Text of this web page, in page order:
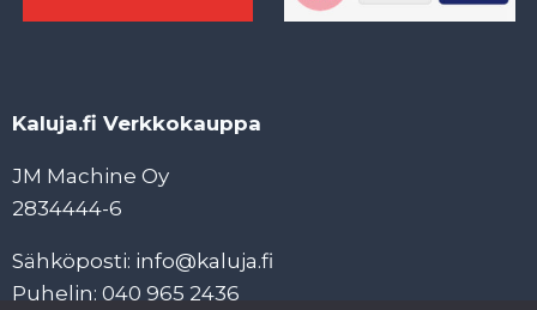
Kaluja.fi Verkkokauppa
JM Machine Oy
2834444-6
Sähköposti: info@kaluja.fi
Puhelin: 040 965 2436